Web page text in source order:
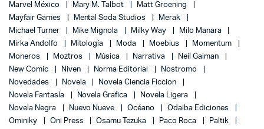
Marvel México
Mary M. Talbot
Matt Groening
Mayfair Games
Mental Soda Studios
Merak
Michael Turner
Mike Mignola Milky Way
Milo Manara
Mirka Andolfo
Mitología Moda Moebius
Momentum
Moneros
Moztros Música Narrativa
Neil Gaiman
New Comic
Niven Norma Editorial
Nostromo
Novedades
Novela
Novela Ciencia Ficcion
Novela Fantasía
Novela Grafica
Novela Ligera
Novela Negra
Nuevo Nueve Océano
Odaiba Ediciones
Ominiky
Oni Press Osamu Tezuka Paco Roca
Paltik